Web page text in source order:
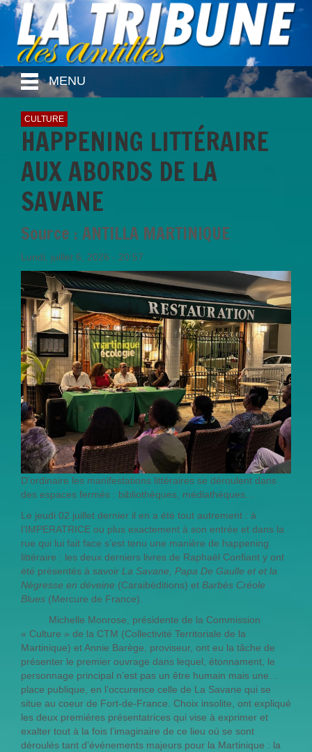
MENU
CULTURE
HAPPENING LITTÉRAIRE
AUX ABORDS DE LA
SAVANE
Source : ANTILLA MARTINIQUE
Lundi, juillet 6, 2026 - 20:57
D’ordinaire les manifestations littéraires se déroulent dans
des espaces fermés : bibliothèques, médiathèques…
Le jeudi 02 juillet dernier il en a été tout autrement : à
l’IMPERATRICE ou plus exactement à son entrée et dans la
rue qui lui fait face s’est tenu une manière de happening
littéraire : les deux derniers livres de Raphaël Confiant y ont
été présentés à savoir La Savane, Papa De Gaulle et et la
Négresse en déveine (Caraibéditions) et Barbès Créole
Blues (Mercure de France).
Michelle Monrose, présidente de la Commission
« Culture » de la CTM (Collectivité Territoriale de la
Martinique) et Annie Barège, proviseur, ont eu la tâche de
présenter le premier ouvrage dans lequel, étonnament, le
personnage principal n’est pas un être humain mais une…
place publique, en l’occurence celle de La Savane qui se
situe au coeur de Fort-de-France. Choix insolite, ont expliqué
les deux premières présentatrices qui vise à exprimer et
exalter tout à la fois l’imaginaire de ce lieu où se sont
déroulés tant d’événements majeurs pour la Martinique : la